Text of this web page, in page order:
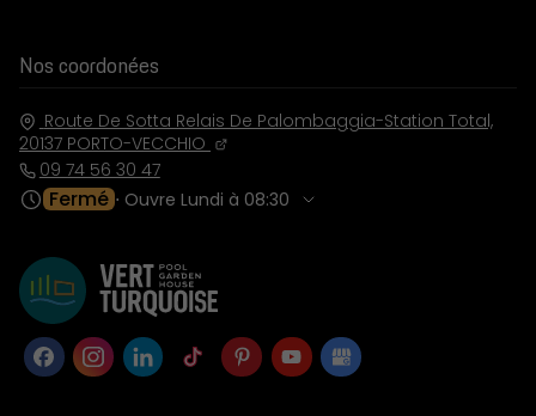
Nos coordonées
Route De Sotta Relais De Palombaggia-Station Total,
20137 PORTO-VECCHIO
09 74 56 30 47
Fermé ⋅ Ouvre Lundi à 08:30